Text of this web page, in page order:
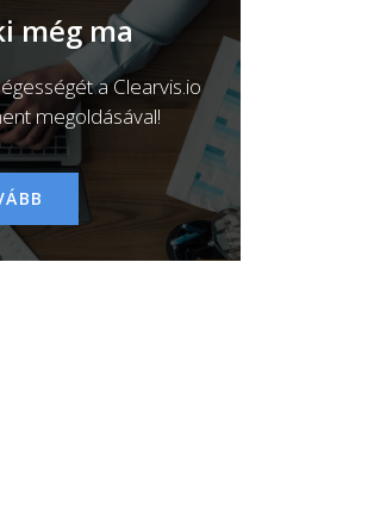
még ma
a Clearvis.io
megoldásával!